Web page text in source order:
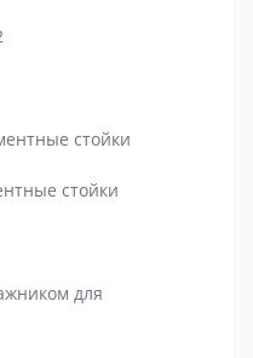
стойки
стойки
для